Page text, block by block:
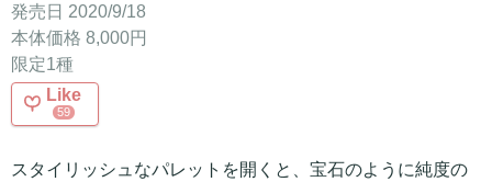
発売日 2020/9/18
本体価格 8,000円
限定1種
Like
59
スタイリッシュなパレットを開くと、宝石のように純度の